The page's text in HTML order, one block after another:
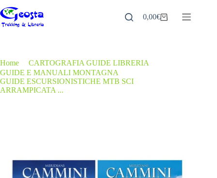
al
contenuto
Carrello
0,00€
Home CARTOGRAFIA GUIDE LIBRERIA
GUIDE E MANUALI MONTAGNA
GUIDE ESCURSIONISTICHE MTB SCI
ARRAMPICATA ...